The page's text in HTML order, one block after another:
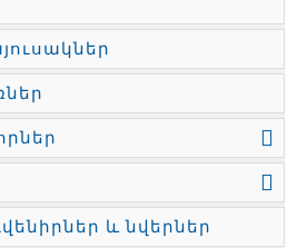
և նվերներ